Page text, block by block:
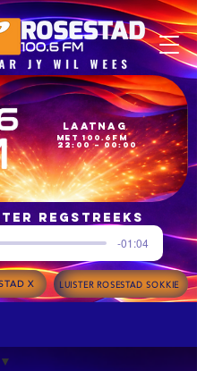
22:00 – 00:00
met 100.6FM
Laatnag
regstreeks
-01:04
X LUISTER ROSESTAD SOKKIE